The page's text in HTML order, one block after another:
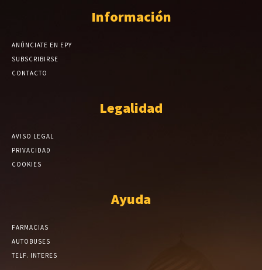
Información
ANÚNCIATE EN EPY
SUBSCRIBIRSE
CONTACTO
Legalidad
AVISO LEGAL
PRIVACIDAD
COOKIES
Ayuda
FARMACIAS
AUTOBUSES
TELF. INTERES